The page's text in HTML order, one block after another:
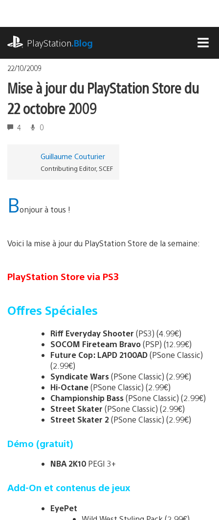
contenu
PlayStation.Blog
22/10/2009
Mise à jour du PlayStation Store du
22 octobre 2009
4 0
Guillaume Couturier
Contributing Editor, SCEF
Bonjour à tous !
Voici la mise à jour du PlayStation Store de la semaine:
PlayStation Store via PS3
Offres Spéciales
Riff Everyday Shooter (PS3) (4.99€)
SOCOM Fireteam Bravo(PSP) (12.99€)
Future Cop: LAPD 2100AD(PSone Classic)
(2.99€)
Syndicate Wars(PSone Classic) (2.99€)
Hi-Octane(PSone Classic) (2.99€)
Championship Bass(PSone Classic) (2.99€)
Street Skater (PSone Classic) (2.99€)
Street Skater 2(PSone Classic) (2.99€)
Démo (gratuit)
NBA 2K10 PEGI 3+
Add-On et contenus de jeux
EyePet